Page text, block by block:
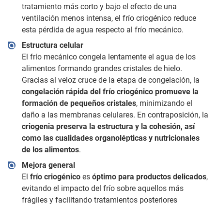
tratamiento más corto y bajo el efecto de una
ventilación menos intensa, el frío criogénico reduce
esta pérdida de agua respecto al frío mecánico.
Estructura celular
El frío mecánico congela lentamente el agua de los
alimentos formando grandes cristales de hielo.
Gracias al veloz cruce de la etapa de congelación, la
congelación rápida del frío criogénico promueve la
formación de pequeños cristales, minimizando el
daño a las membranas celulares. En contraposición, la
criogenia preserva la estructura y la cohesión, así
como las cualidades organolépticas y nutricionales
de los alimentos.
Mejora general
El frío criogénicoes óptimo para productos delicados,
evitando el impacto del frío sobre aquellos más
frágiles y facilitando tratamientos posteriores